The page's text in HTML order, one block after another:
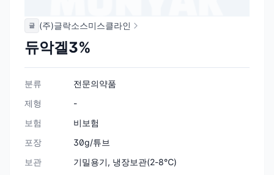
글 (주)글락소스미스클라인
듀악겔3%
분류
전문의약품
제형
-
보험
비보험
포장
30g/튜브
보관
기밀용기, 냉장보관(2-8℃)